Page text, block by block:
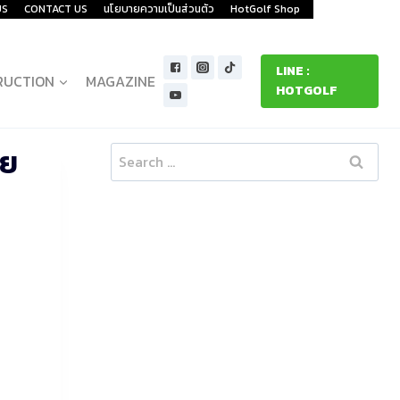
CONTACT US นโยบายความเป็นส่วนตัว HotGolf Shop
MAGAZINE
LINE :
HOTGOLF
Search
for: